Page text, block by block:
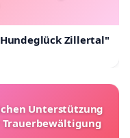
Zillertal"
Unterstützung